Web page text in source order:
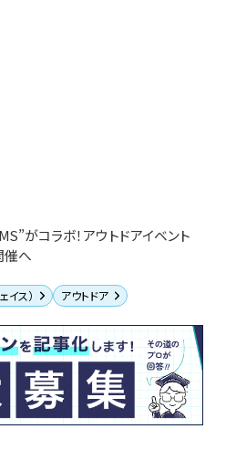
がコラボ！アウトドアイベント
催へ
イス） アウトドア